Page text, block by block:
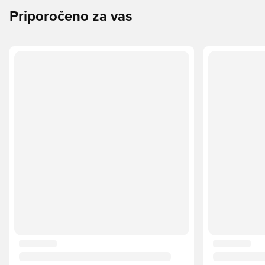
Priporočeno za vas